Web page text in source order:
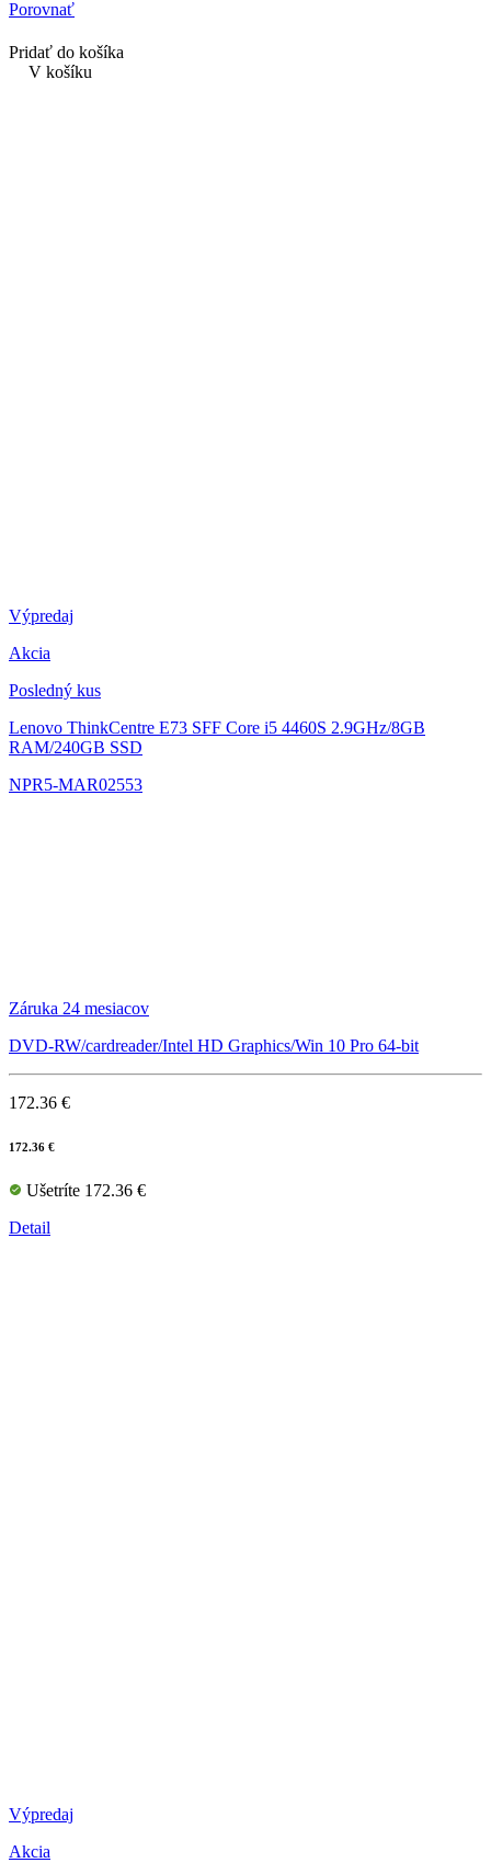
Porovnať
Pridať do košíka
V košíku
Výpredaj
Akcia
Posledný kus
Lenovo ThinkCentre E73 SFF Core i5 4460S 2.9GHz/8GB
RAM/240GB SSD
NPR5-MAR02553
Záruka 24 mesiacov
DVD-RW/cardreader/Intel HD Graphics/Win 10 Pro 64-bit
172.36 €
172.36 €
Ušetríte 172.36 €
Detail
Výpredaj
Akcia